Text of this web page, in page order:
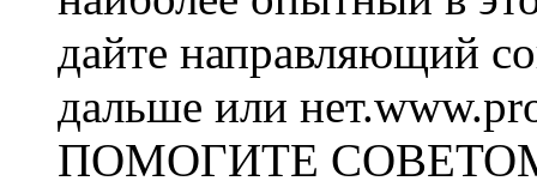
дайте направляющий
дальше или
ПОМОГИТЕ